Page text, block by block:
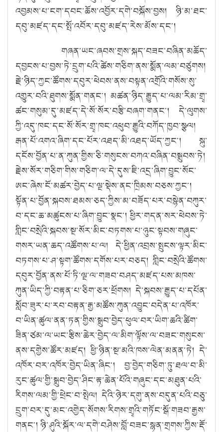
འབྱམས་པ་ངག་དབང་ཆོས་འབྱོར་དགེ་བསྐོས་བྱས། ཉི་མ་ཐང་
དབུ་མཛད་དང་སྤོ་འབོར་དབུ་མཛད་རེས་མོས་དང༌།
གཞན་ཡང་ཞབས་གྲས་སྐད་བཟང་བཞིན་མཆོད་
དབྱངས་པ་བྱས་ཏེ་དྲུག་པའི་ཚེས་གཅིག་ནས་སྨོན་ལམ་བཙུགས།
རྗེ་ཉིད་ཀྱང་ཚོགས་དབུར་ཕེབས་ནས་བསྟན་འགྲོའི་གསོས་སུ་
འགྱུར་བའི་ཐུགས་སྨོན་གནང༌། མཚན་ཉིད་རྒྱུད་པ་ལམ་རིམ་གྲྭ་
ཚང་གསུམ་དུ་མཛད་དེ་སོ་སོར་བརྩི་བཞག་གནང༌། དེ་ལུགས་
ཀྱི་འདུ་ཁང་དང་སོ་སོར་གྲྭ་ཁང་འཕུབ་རྒྱུའི་བཀོད་ཁྱབ་སྩལ།
རྒན་པོ་འགའ་ཞིག་དང་པོར་འཐད་མི་འཐད་ཡོད་ཀྱང༌། སྐུ་
དངོས་བྱོན་པ་ན་ཀུན་གྱིས་ཅི་གསུངས་བཀའ་བཞིན་བསྒྲུབས་ཏེ།
རྗེས་སོར་གཅིག་གིས་གཅིག་ལ་དེ་དུས་ཇི་འདྲ་ཞིག་བྱུང་སོང་
ཨང་ཞེས་ངོ་མཚར་བྱེད་པ་ལྔ་སྡེས་ནང་ཁྲིམས་བཅས་ཀྱང༌།
སྟོན་པ་བྱོན་སྐབས་ཐམས་ཅད་ཀྱིས་མ་བཟོད་པར་བསྙེན་བཀུར་
བ་དང་ཆ་མཚུངས་པ་ཞིག་བྱུང་སྣང༌། ཕྱིར་གདན་སར་ཕེབས་ཏེ་
གླིང་བསྲེའི་སྐབས་སྔ་སོར་མིང་བཏགས་པ་ཉུང་སྟབས་གཞུང་
གསར་ཡན་ཆད་འཚོགས་པ་ལ། དེ་ཕྱིན་འབྲས་སྤུངས་ལྟར་མིང་
བཏགས་པ་ཤ་སྟག་ཚོགས་དགོས་པར་བཅད། གླིང་བསྲེའི་ཚོགས་
དབུར་བྱོན་ནས་པོ་ཏི་ལྔ་ལ་གཟབ་བཤད་མཛད་པས་མཁས་
ཀུན་ཡིད་ཀྱི་བརྟན་པ་ཅིག་ཅར་ཕྲོགས། དེ་སྐབས་རྒྱུད་པ་དཔོན་
སློབ་ཟུར་པ་རབ་བརྟན་རྒྱ་མཚོས་ཀུན་འབྱུང་བདེན་པ་འཁོར་
བ་ཡིན་ཚུལ་ནན་ཏན་གྱིས་སྒྲུབ་བྱེད་ཕུལ་བར་ཡིག་ཆའི་ཚིག་
ཟིན་ཙམ་ལ་ཡང་རྩིས་ཆེར་བྱེད་ལ་མིག་ལྟོས་ལ་བཟང་གསུངས་
ནས་དགྱེས་ཚོར་མཛད། ཕྱི་ཉིན་སྔ་མའི་ཁས་ལེན་མནན་ཏེ། དེ་
འཁོར་བར་འཁོར་བྱེད་ཡིན་ཞིང༌། བྱ་བྱེད་གཅིག་ཏུ་ཐལ་བ་མི་
རུང་ཚུལ་གྱི་སྒྲུབ་བྱེད་ཤིང་རྟ་ཆེན་པོའི་གཞུང་དང་མཐུན་པའི་
རིགས་ལམ་གྱི་ཕྲེང་བ་སྤེལ། དེའི་ཉེར་དགུ་ནས་བདུན་པའི་བཅུ་
དྲུག་བར་དུ་མང་འགྱེད་སོགས་རིགས་གྲྭའི་གཏོང་སྒོ་གཟབ་རྒྱས་
གནང༌། ཉི་ཤུའི་སྐོར་ལ་དགེ་བཤེས་བློ་བཟང་སྙན་གྲགས་ཀྱིས་རྡོ་